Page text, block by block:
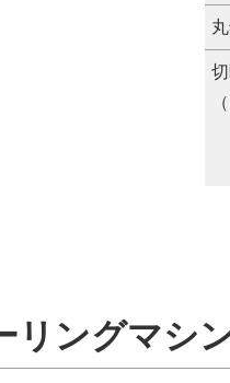
リングマシ